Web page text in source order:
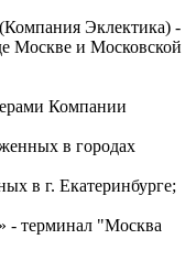
Эклектика) -
Москве и Московской
Компании
в городах
в г. Екатеринбурге;
» - терминал "Москва